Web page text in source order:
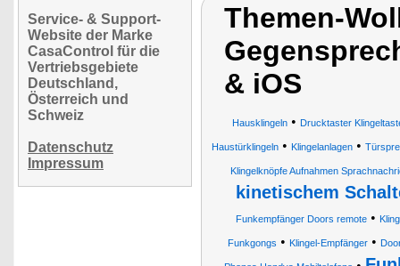
Service- & Support-
Website der Marke
CasaControl für die
Vertriebsgebiete
Deutschland,
Österreich und
Schweiz
Datenschutz
Impressum
Themen-
& iOS
Hausklingeln• Drucktaster
Haustürklingeln• Klingelanlagen•
Klingelknöpfe Aufnahmen
kinetischem
Funkempfänger Doors remote •
Funkgongs • Klingel-Empfänger•